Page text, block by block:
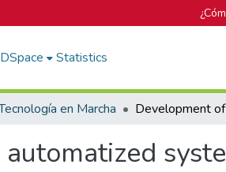
Statistics
en Marcha